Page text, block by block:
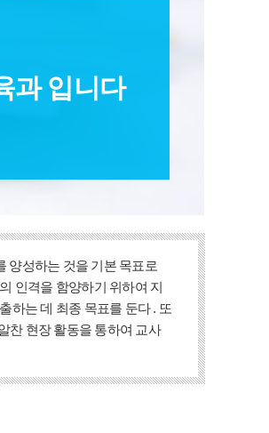
과 입니다
양성하는 것을 기본 목표로
인격을 함양하기 위하여 지
하는 데 최종 목표를 둔다 . 또
찬 현장 활동을 통하여 교사